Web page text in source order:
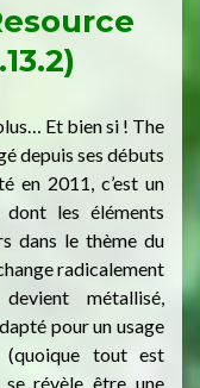
Et bien si ! The
depuis ses débuts
en 2011, c’est un
dont les éléments
dans le thème du
radicalement
métallisé,
pour un usage
tout est
révèle être une